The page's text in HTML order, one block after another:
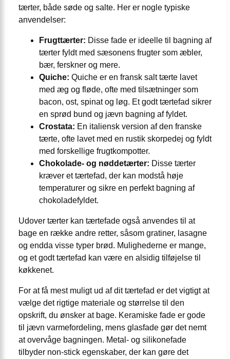
tærter, både søde og salte. Her er nogle typiske
anvendelser:
Frugttærter: Disse fade er ideelle til bagning af
tærter fyldt med sæsonens frugter som æbler,
bær, ferskner og mere.
Quiche: Quiche er en fransk salt tærte lavet
med æg og fløde, ofte med tilsætninger som
bacon, ost, spinat og løg. Et godt tærtefad sikrer
en sprød bund og jævn bagning af fyldet.
Crostata: En italiensk version af den franske
tærte, ofte lavet med en rustik skorpedej og fyldt
med forskellige frugtkompotter.
Chokolade- og nøddetærter: Disse tærter
kræver et tærtefad, der kan modstå høje
temperaturer og sikre en perfekt bagning af
chokoladefyldet.
Udover tærter kan tærtefade også anvendes til at
bage en række andre retter, såsom gratiner, lasagne
og endda visse typer brød. Mulighederne er mange,
og et godt tærtefad kan være en alsidig tilføjelse til
køkkenet.
For at få mest muligt ud af dit tærtefad er det vigtigt at
vælge det rigtige materiale og størrelse til den
opskrift, du ønsker at bage. Keramiske fade er gode
til jævn varmefordeling, mens glasfade gør det nemt
at overvåge bagningen. Metal- og silikonefade
tilbyder non-stick egenskaber, der kan gøre det